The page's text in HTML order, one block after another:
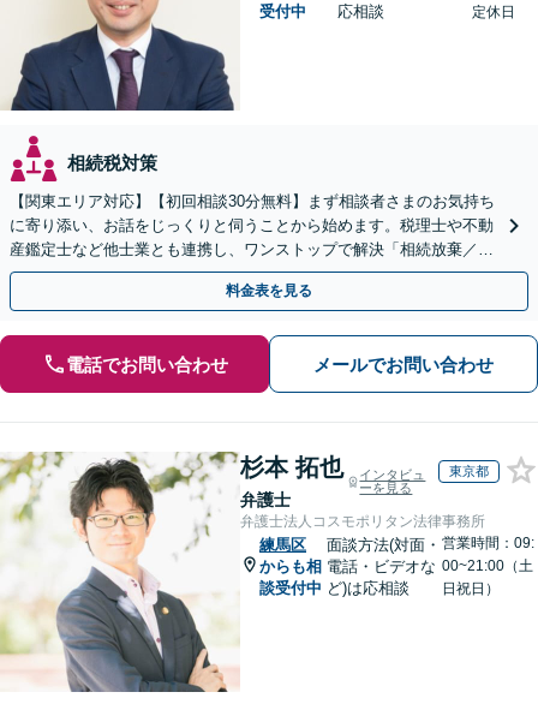
受付中
応相談
定休日
相続税対策
【関東エリア対応】【初回相談30分無料】まず相談者さまのお気持ち
に寄り添い、お話をじっくりと伺うことから始めます。税理士や不動
産鑑定士など他士業とも連携し、ワンストップで解決「相続放棄／遺
言書作成／遺留分侵害額請求／使い込み・寄与分など」
料金表を見る
電話でお問い合わせ メールでお問い合わせ
杉本 拓也
弁護士
インタビュ
ーを見る
東京都
弁護士法人コスモポリタン法律事務所
練馬区
からも相
談受付中
面談方法(対面・
電話・ビデオな
ど)は応相談
営業時間：09:
00~21:00（土
日祝日）